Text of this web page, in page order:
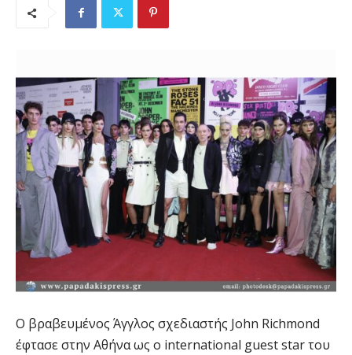
Ο βραβευμένος Άγγλος σχεδιαστής John Richmond
έφτασε στην Αθήνα ως ο international guest star του